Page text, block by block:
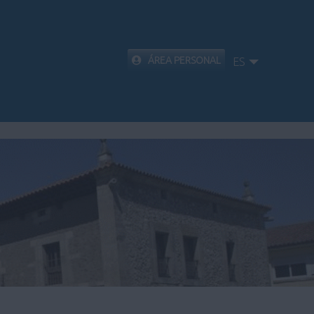
ÁREA PERSONAL ES